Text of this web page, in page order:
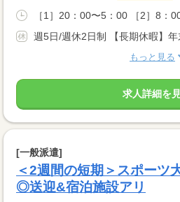
［1］20：00〜5：00 ［2］8：
週5日/週休2日制 【長期休暇】年
もっと見る
求人詳細を
[一般派遣]
＜2週間の短期＞スポーツ
◎送迎&宿泊施設アリ